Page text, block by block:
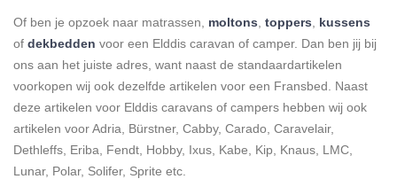
Of ben je opzoek naar matrassen, moltons toppers
kussens
of dekbedden voor een Elddis caravan of camper. Dan ben jij bij
ons aan het juiste adres, want naast de standaardartikelen
voorkopen wij ook dezelfde artikelen voor een Fransbed. Naast
deze artikelen voor Elddis caravans of campers hebben wij ook
artikelen voor Adria, Bürstner, Cabby, Carado, Caravelair,
Dethleffs, Eriba, Fendt, Hobby, Ixus, Kabe, Kip, Knaus, LMC,
Lunar, Polar, Solifer, Sprite etc.